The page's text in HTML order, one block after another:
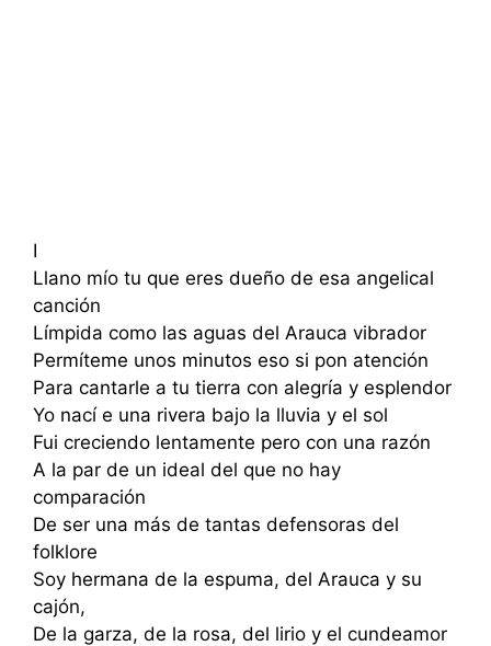
I
Llano mío tu que eres dueño de esa angelical
canción
Límpida como las aguas del Arauca vibrador
Permíteme unos minutos eso si pon atención
Para cantarle a tu tierra con alegría y esplendor
Yo nací e una rivera bajo la lluvia y el sol
Fui creciendo lentamente pero con una razón
A la par de un ideal del que no hay
comparación
De ser una más de tantas defensoras del
folklore
Soy hermana de la espuma, del Arauca y su
cajón,
De la garza, de la rosa, del lirio y el cundeamor